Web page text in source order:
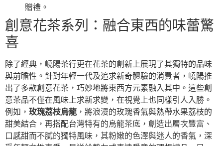
贈禮。
創意花茶系列：融合東西的味蕾驚
喜
除了經典，嶢陽茶行更在花茶的創新上展現了其獨特的品味
與前瞻性。針對年輕一代及追求新奇體驗的消費者，嶢陽推
出了多款創意花茶，巧妙地將東西方元素融入其中。這些創
意茶品不僅在風味上求新求變，在視覺上也同樣引人入勝。
例如， 玫瑰荔枝烏龍 ，將浪漫的玫瑰香氣與熱帶水果荔枝的
甜美結合，再搭配台灣特有的烏龍茶底，創造出層次豐富、
口感甜而不膩的獨特風味，其粉嫩的色澤與迷人的香氣，深